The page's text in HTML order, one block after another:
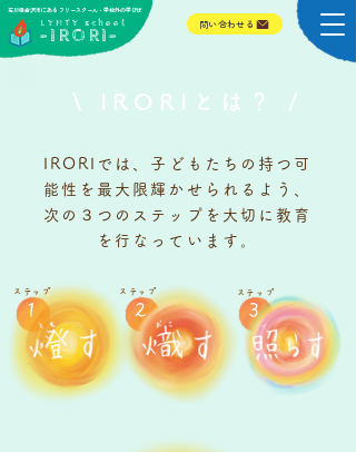
問い合わせる
​LYHTY school
-IRORI-
​石川県金沢市にある フリースクール・学校外の学びば
\ IRORIとは？ /
IRORIでは、子どもたちの持つ可
能性を最大限輝かせられるよう、
次の３つのステップを大切に教育
を行なっています。
​２
​ステップ
​１
​ステップ
​３
​ステップ